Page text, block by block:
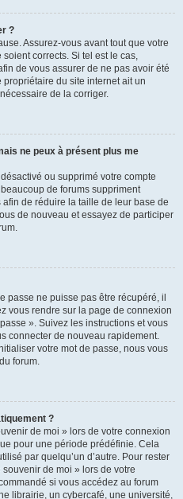
?
Assurez-vous avant tout que votre
corrects. Si tel est le cas,
de vous assurer de ne pas avoir été
du site internet ait un
de la corriger.
ne peux à présent plus me
ou supprimé votre compte
de forums suppriment
de réduire la taille de leur base de
de nouveau et essayez de participer
passe ne puisse pas être récupéré, il
vous rendre sur la page de connexion
». Suivez les instructions et vous
connecter de nouveau rapidement.
votre mot de passe, nous vous
forum.
?
de moi » lors de votre connexion
pour une période prédéfinie. Cela
par quelqu’un d’autre. Pour rester
de moi » lors de votre
si vous accédez au forum
librairie, un cybercafé, une université,